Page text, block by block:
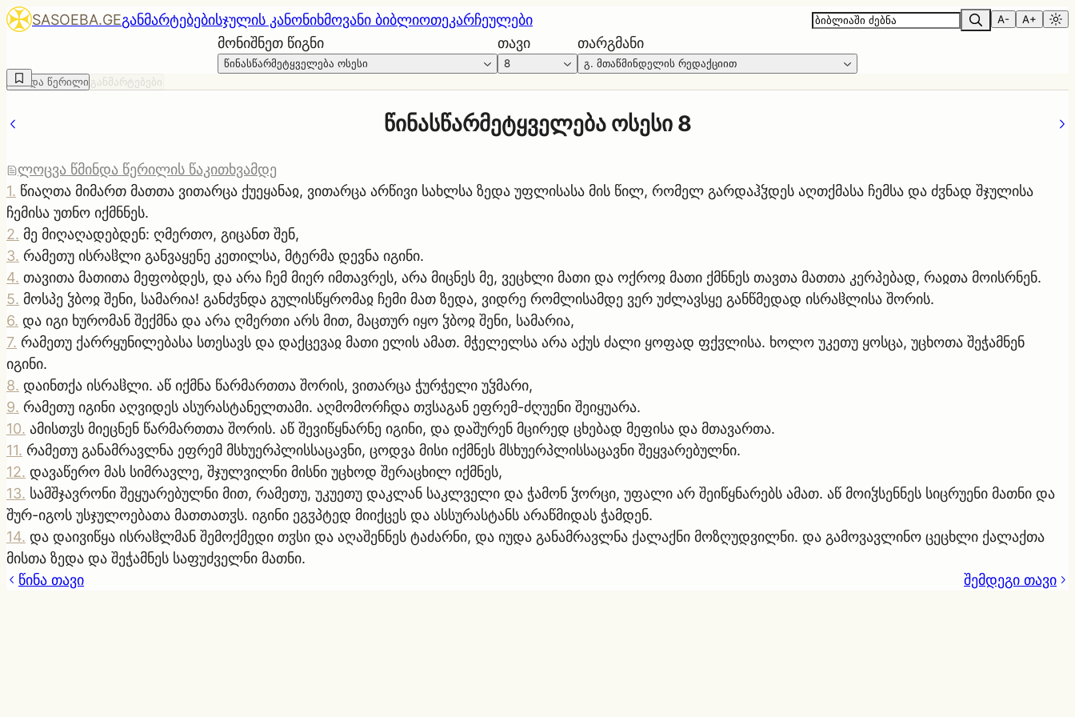
SASOEBA.GEგანმარტებებისჯულის კანონიხმოვანი ბიბლიოთეკარჩეულები A- A+
მონიშნეთ წიგნი
წინასწარმეტყველება ოსესი
თავი
8
თარგმანი
გ. მთაწმინდელის რედაქციით
წმინდა წერილი განმარტებები
წინასწარმეტყველება ოსესი 8
ლოცვა წმინდა წერილის წაკითხვამდე
1. წიაღთა მიმართ მათთა ვითარცა ქუეყანაჲ, ვითარცა არწივი სახლსა ზედა უფლისასა მის წილ, რომელ გარდაჰჴდეს აღთქმასა ჩემსა და ძჳნად შჯულისა
ჩემისა უთნო იქმნნეს.
2. მე მიღაღადებდენ: ღმერთო, გიცანთ შენ,
3. რამეთუ ისრაჱლი განვაყენე კეთილსა, მტერმა დევნა იგინი.
4. თავითა მათითა მეფობდეს, და არა ჩემ მიერ იმთავრეს, არა მიცნეს მე, ვეცხლი მათი და ოქროჲ მათი ქმნნეს თავთა მათთა კერპებად, რაჲთა მოისრნენ.
5. მოსპე ჴბოჲ შენი, სამარია! განძჳნდა გულისწყრომაჲ ჩემი მათ ზედა, ვიდრე რომლისამდე ვერ უძლავსყე განწმედად ისრაჱლისა შორის.
6. და იგი ხურომან შექმნა და არა ღმერთი არს მით, მაცთურ იყო ჴბოჲ შენი, სამარია,
7. რამეთუ ქარრყუნილებასა სთესავს და დაქცევაჲ მათი ელის ამათ. მჭელელსა არა აქუს ძალი ყოფად ფქჳლისა. ხოლო უკეთუ ყოსცა, უცხოთა შეჭამნენ
იგინი.
8. დაინთქა ისრაჱლი. აწ იქმნა წარმართთა შორის, ვითარცა ჭურჭელი უჴმარი,
9. რამეთუ იგინი აღვიდეს ასურასტანელთამი. აღმომორჩდა თჳსაგან ეფრემ-ძღუენი შეიყუარა.
10. ამისთჳს მიეცნენ წარმართთა შორის. აწ შევიწყნარნე იგინი, და დაშურენ მცირედ ცხებად მეფისა და მთავართა.
11. რამეთუ განამრავლნა ეფრემ მსხუერპლისსაცავნი, ცოდვა მისი იქმნეს მსხუერპლისსაცავნი შეყვარებულნი.
12. დავაწერო მას სიმრავლე, შჯულვილნი მისნი უცხოდ შერაცხილ იქმნეს,
13. სამშჯავრონი შეყუარებულნი მით, რამეთუ, უკუეთუ დაკლან საკლველი და ჭამონ ჴორცი, უფალი არ შეიწყნარებს ამათ. აწ მოიჴსენნეს სიცრუენი მათნი და
შურ-იგოს უსჯულოებათა მათთათჳს. იგინი ეგჳპტედ მიიქცეს და ასსურასტანს არაწმიდას ჭამდენ.
14. და დაივიწყა ისრაჱლმან შემოქმედი თჳსი და აღაშენნეს ტაძარნი, და იუდა განამრავლნა ქალაქნი მოზღუდვილნი. და გამოვავლინო ცეცხლი ქალაქთა
მისთა ზედა და შეჭამნეს საფუძველნი მათნი.
წინა თავი
შემდეგი თავი